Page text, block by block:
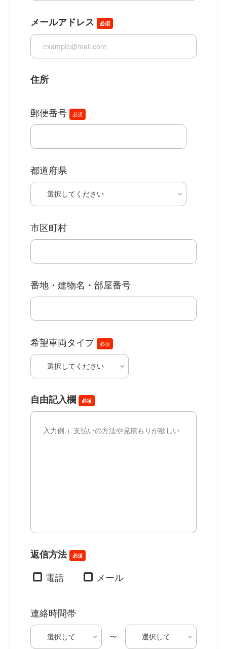
メールアドレス 必須
住所
郵便番号 必須
都道府県
市区町村
番地・建物名・部屋番号
希望車両タイプ 必須
自由記入欄 必須
返信方法 必須
電話 メール
連絡時間帯
〜